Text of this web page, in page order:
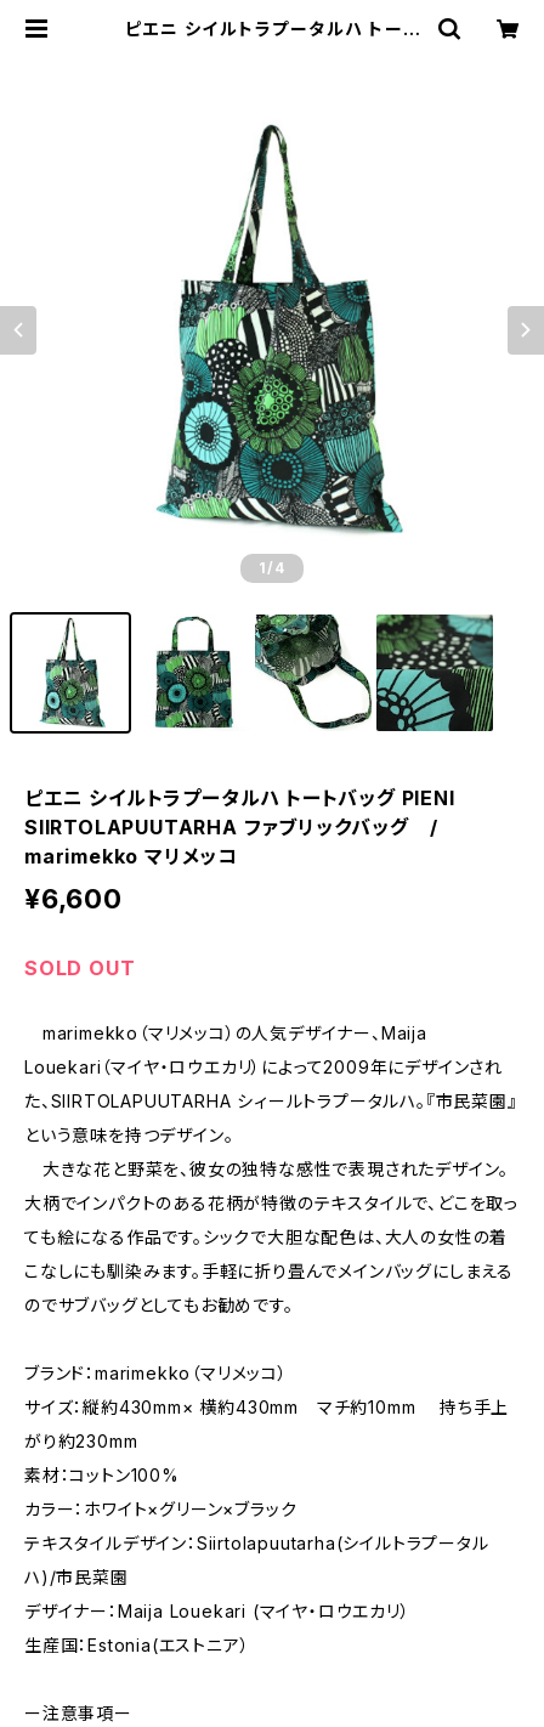
ピエニ シイルトラプータルハ トート
1 /4
ピエニ シイルトラプータルハ トートバッグ PIENI
SIIRTOLAPUUTARHA ファブリックバッグ /
marimekko マリメッコ
¥6,600
SOLD OUT
marimekko（マリメッコ）の人気デザイナー、Maija
Louekari（マイヤ・ロウエカリ）によって2009年にデザインされ
た、SIIRTOLAPUUTARHA シィールトラプータルハ。『市民菜園』
という意味を持つデザイン。
大きな花と野菜を、彼女の独特な感性で表現されたデザイン。
大柄でインパクトのある花柄が特徴のテキスタイルで、どこを取っ
ても絵になる作品です。シックで大胆な配色は、大人の女性の着
こなしにも馴染みます。手軽に折り畳んでメインバッグにしまえる
のでサブバッグとしてもお勧めです。
ブランド：marimekko（マリメッコ）
サイズ：縦約430mm× 横約430mm マチ約10mm 持ち手上
がり約230mm
素材：コットン100%
カラー：ホワイト×グリーン×ブラック
テキスタイルデザイン：Siirtolapuutarha(シイルトラプータル
ハ)/市民菜園
デザイナー：Maija Louekari (マイヤ・ロウエカリ）
生産国：Estonia(エストニア）
ー注意事項ー